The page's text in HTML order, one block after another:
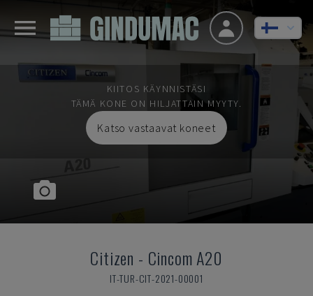
KIITOS KÄYNNISTÄSI
TÄMÄ KONE ON HILJATTAIN MYYTY.
Katso vastaavat koneet
Citizen - Cincom A20
IT-TUR-CIT-2021-00001